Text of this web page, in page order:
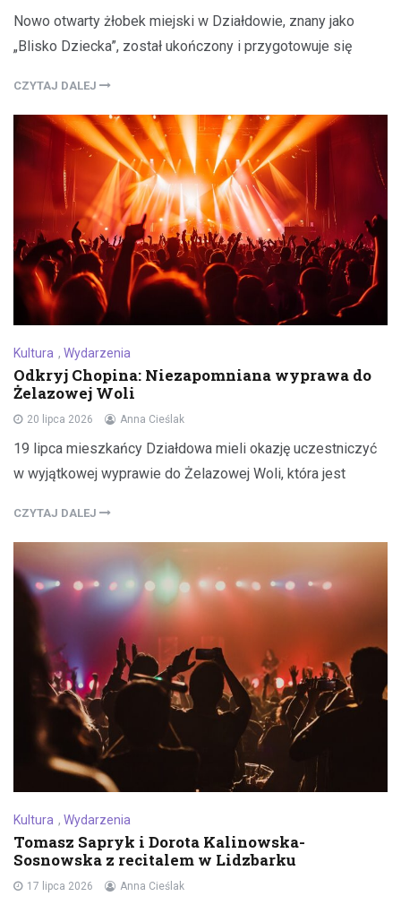
Nowo otwarty żłobek miejski w Działdowie, znany jako
„Blisko Dziecka”, został ukończony i przygotowuje się
CZYTAJ DALEJ
Kultura , Wydarzenia
Odkryj Chopina: Niezapomniana wyprawa do
Żelazowej Woli
20 lipca 2026 Anna Cieślak
19 lipca mieszkańcy Działdowa mieli okazję uczestniczyć
w wyjątkowej wyprawie do Żelazowej Woli, która jest
CZYTAJ DALEJ
Kultura , Wydarzenia
Tomasz Sapryk i Dorota Kalinowska-
Sosnowska z recitalem w Lidzbarku
17 lipca 2026 Anna Cieślak